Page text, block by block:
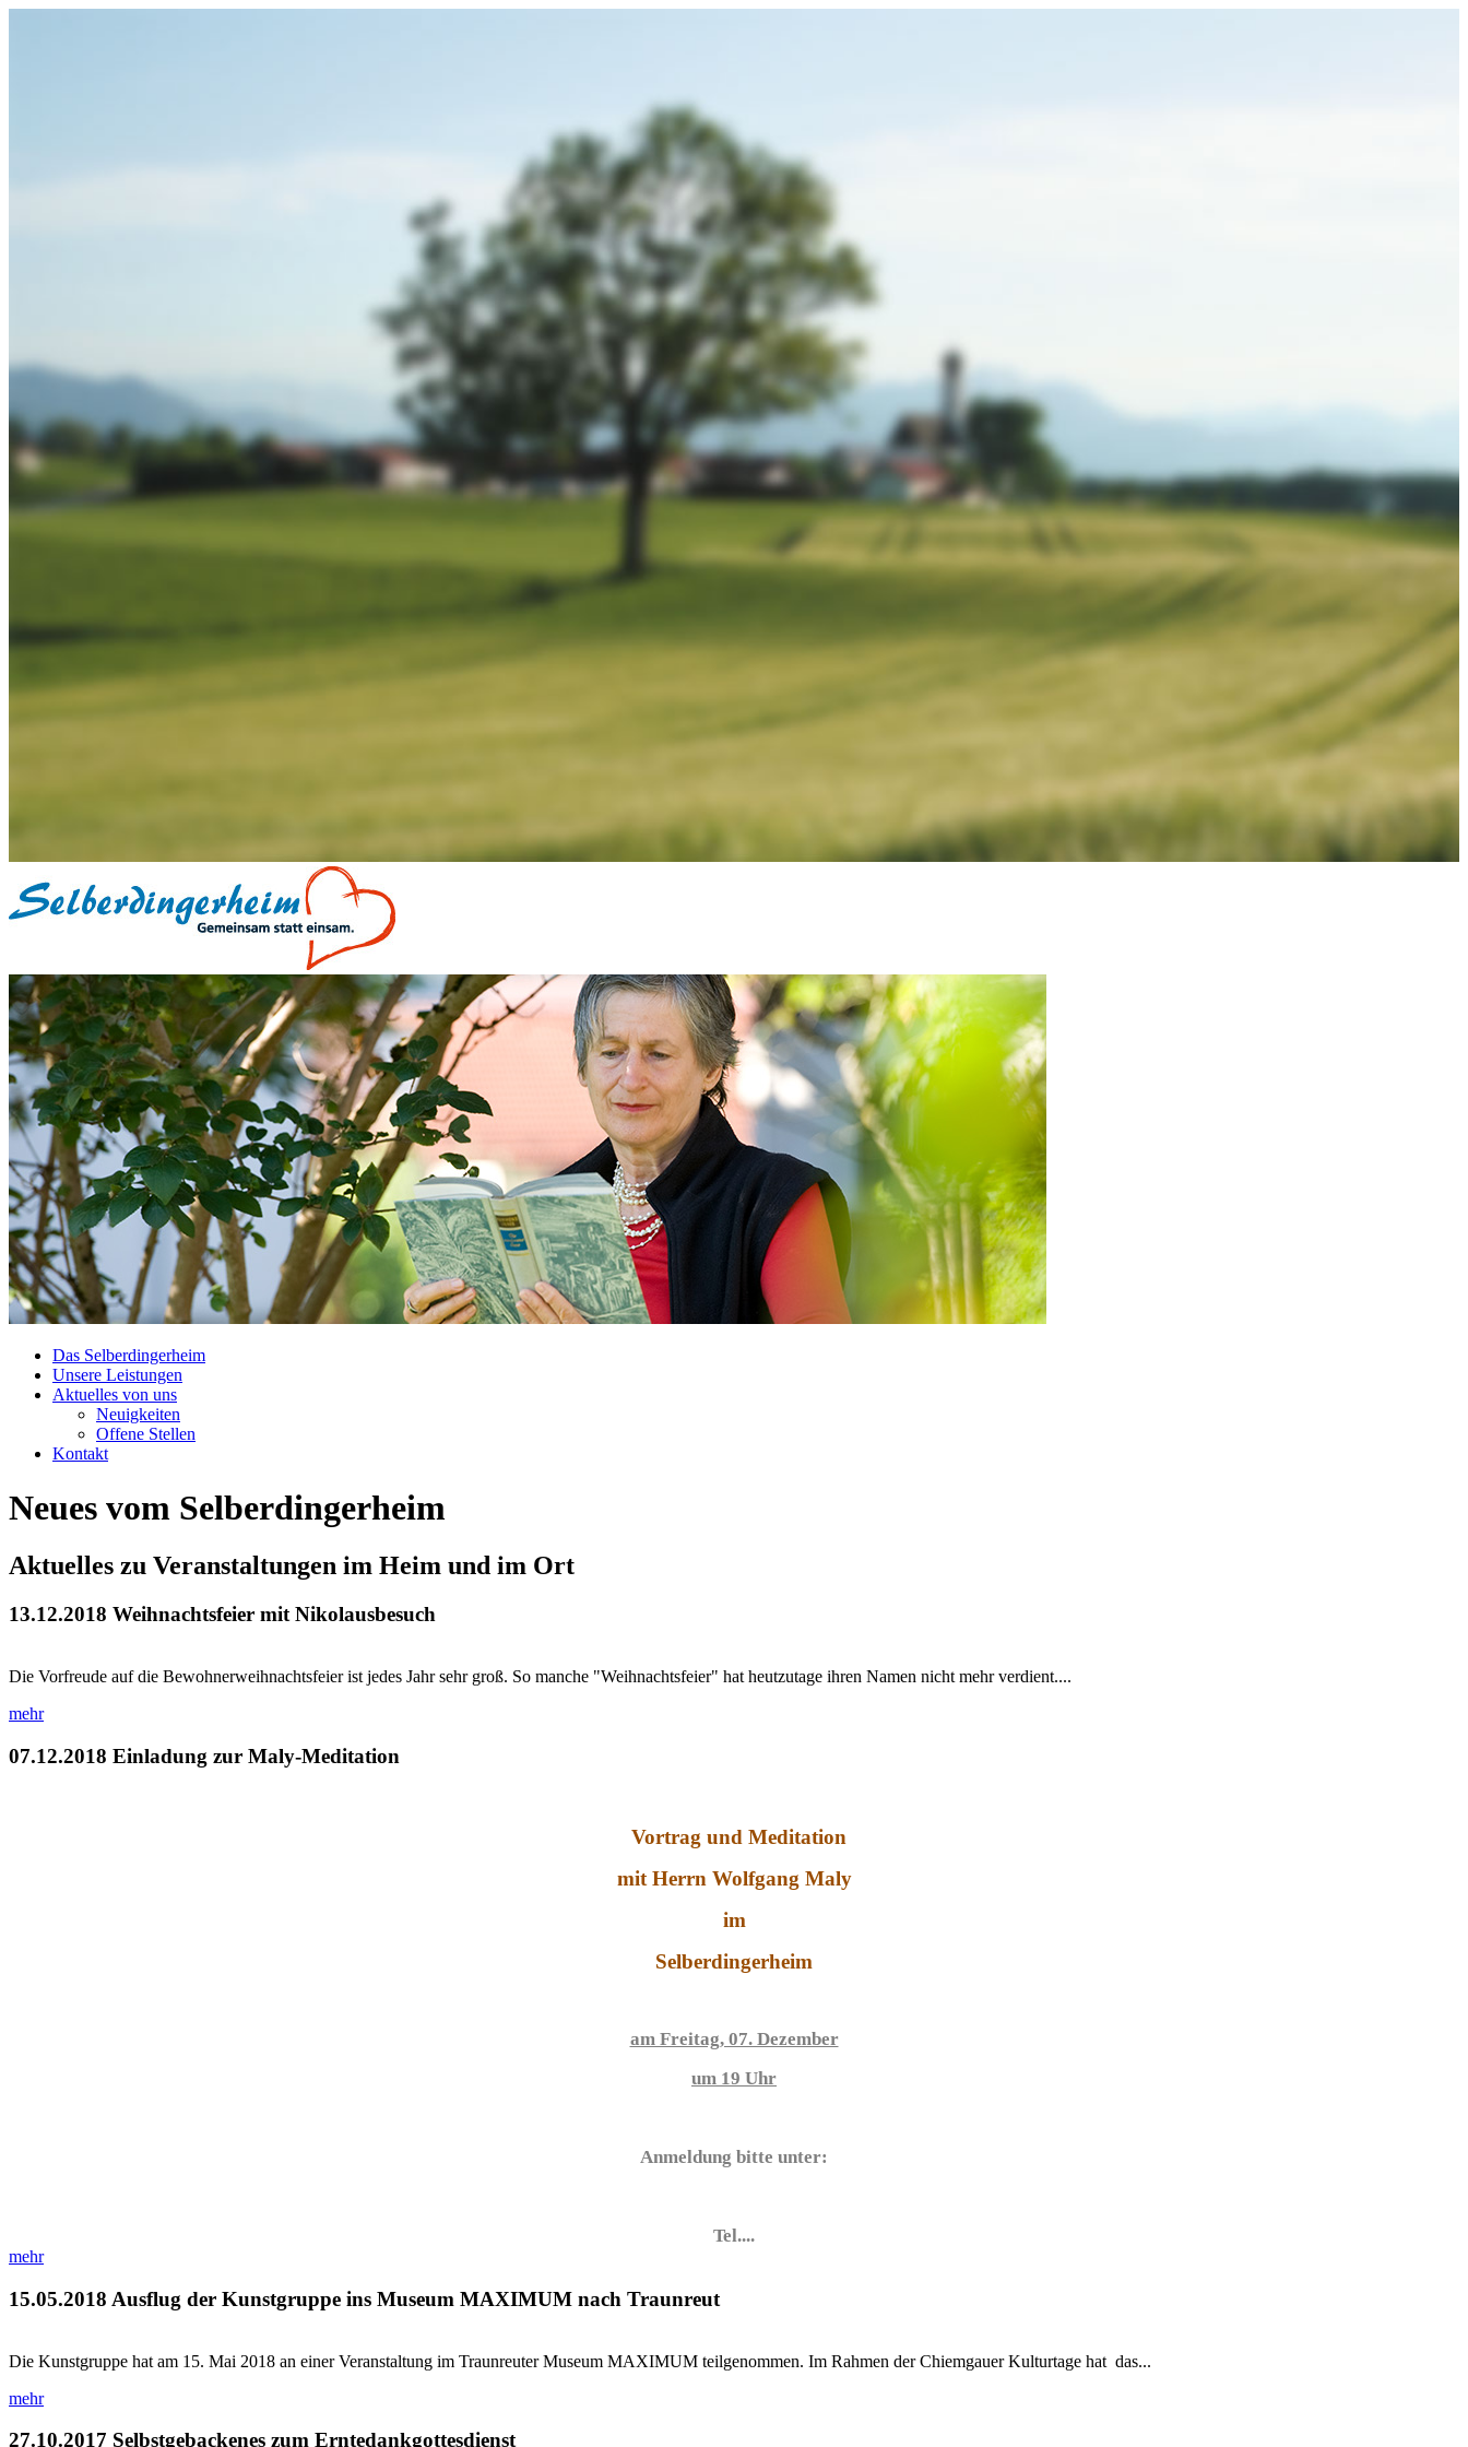
Das Selberdingerheim
Unsere Leistungen
Aktuelles von uns
Neuigkeiten
Offene Stellen
Kontakt
Neues vom Selberdingerheim
Aktuelles zu Veranstaltungen im Heim und im Ort
13.12.2018 Weihnachtsfeier mit Nikolausbesuch
Die Vorfreude auf die Bewohnerweihnachtsfeier ist jedes Jahr sehr groß. So manche "Weihnachtsfeier" hat heutzutage ihren Namen nicht mehr verdient....
mehr
07.12.2018 Einladung zur Maly-Meditation
Vortrag und Meditation
mit Herrn Wolfgang Maly
im
Selberdingerheim
am Freitag, 07. Dezember
um 19 Uhr
Anmeldung bitte unter:
Tel....
mehr
15.05.2018 Ausflug der Kunstgruppe ins Museum MAXIMUM nach Traunreut
Die Kunstgruppe hat am 15. Mai 2018 an einer Veranstaltung im Traunreuter Museum MAXIMUM teilgenommen. Im Rahmen der Chiemgauer Kulturtage hat das...
mehr
27.10.2017 Selbstgebackenes zum Erntedankgottesdienst